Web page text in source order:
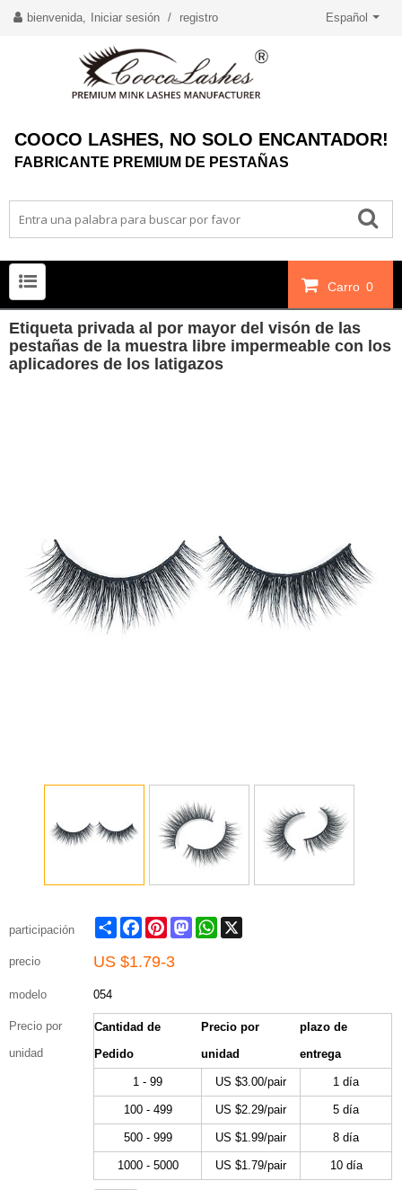
bienvenida, Iniciar sesión / registro Español
COOCO LASHES, NO SOLO ENCANTADOR!
FABRICANTE PREMIUM DE PESTAÑAS
Carro 0
Etiqueta privada al por mayor del visón de las
pestañas de la muestra libre impermeable con los
aplicadores de los latigazos
participación Share FacebookPinterestMastodonWhatsApp
precio US $1.79-3
modelo 054
Precio por
unidad
Cantidad de
Pedido
Precio por
unidad
plazo de
entrega
1 - 99 US $3.00/pair 1 día
100 - 499 US $2.29/pair 5 día
500 - 999 US $1.99/pair 8 día
1000 - 5000 US $1.79/pair 10 día